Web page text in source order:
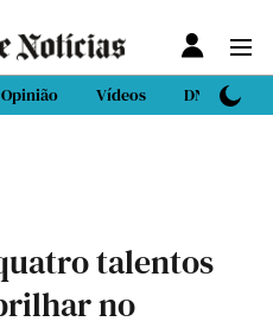
Opinião Vídeos DN Sport
talentos
no